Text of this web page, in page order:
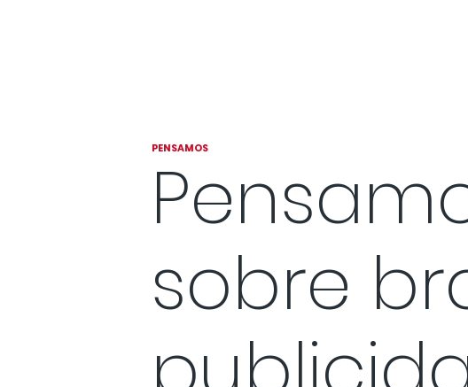
PENSAMOS
sobre